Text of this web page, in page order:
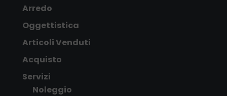
Arredo
Oggettistica
Articoli Venduti
Acquisto
Servizi
Noleggio